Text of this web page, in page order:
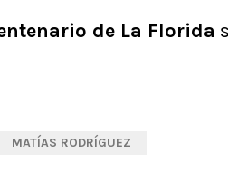
de La Florida
MATÍAS RODRÍGUEZ